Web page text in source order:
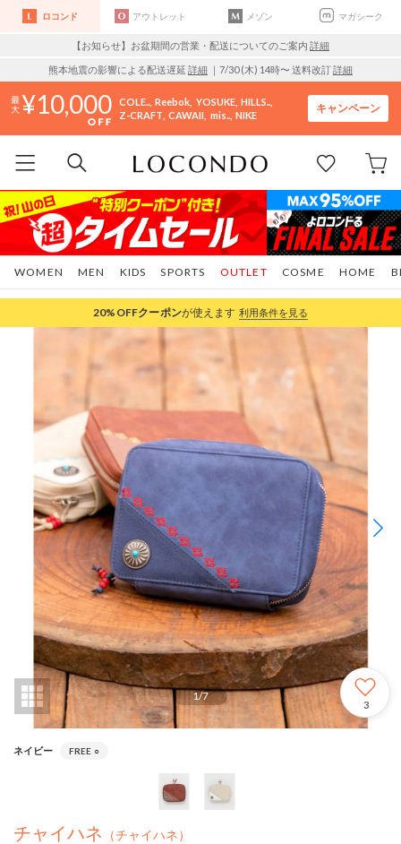
ロコンド アウトレット メゾン マガシーク
【お知らせ】お盆期間の営業・配送についてのご案内 詳細
熊本地震の影響による配送遅延 詳細 ｜7/30 (木) 14時〜 送料改訂詳細
10,000 COLE.. Reebok YOSUKE HILLS..
Z-CRAFT CAWAII mis.. NIKE
キャンペーン
WOMEN MEN KIDS SPORTS COSME HOME
OUTLET
20%OFFクーポンが使えます 利用条件を見る
1/7
3
ネイビー FREE ○
チャイハネ （チャイハネ）